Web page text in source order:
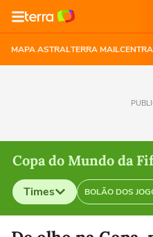
MAPA ASTRALTERRA MAIL
Copa do Mundo da
Times BOLÃO DOS
Selecione o time para ver as